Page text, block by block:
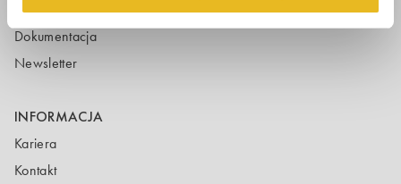
Historia
Dokumentacja
Newsletter
INFORMACJA
Kariera
Kontakt